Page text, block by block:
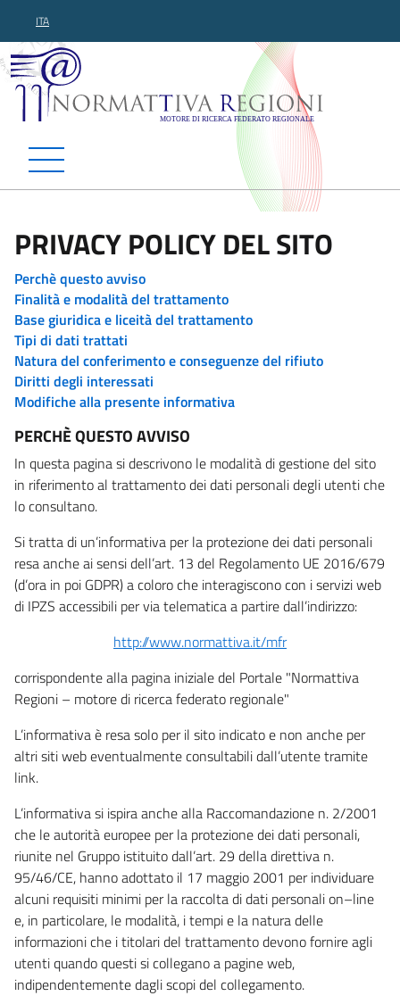
ITA
Normattiva Regioni -
PRIVACY POLICY DEL SITO
Perchè questo avviso
Finalità e modalità del trattamento
Base giuridica e liceità del trattamento
Tipi di dati trattati
Natura del conferimento e conseguenze del rifiuto
Diritti degli interessati
Modifiche alla presente informativa
PERCHÈ QUESTO AVVISO
In questa pagina si descrivono le modalità di gestione del sito
in riferimento al trattamento dei dati personali degli utenti che
lo consultano.
Si tratta di un’informativa per la protezione dei dati personali
resa anche ai sensi dell’art. 13 del Regolamento UE 2016/679
(d’ora in poi GDPR) a coloro che interagiscono con i servizi web
di IPZS accessibili per via telematica a partire dall’indirizzo:
http://www.normattiva.it/mfr
corrispondente alla pagina iniziale del Portale "Normattiva
Regioni – motore di ricerca federato regionale"
L’informativa è resa solo per il sito indicato e non anche per
altri siti web eventualmente consultabili dall’utente tramite
link.
L’informativa si ispira anche alla Raccomandazione n. 2/2001
che le autorità europee per la protezione dei dati personali,
riunite nel Gruppo istituito dall’art. 29 della direttiva n.
95/46/CE, hanno adottato il 17 maggio 2001 per individuare
alcuni requisiti minimi per la raccolta di dati personali on–line
e, in particolare, le modalità, i tempi e la natura delle
informazioni che i titolari del trattamento devono fornire agli
utenti quando questi si collegano a pagine web,
indipendentemente dagli scopi del collegamento.